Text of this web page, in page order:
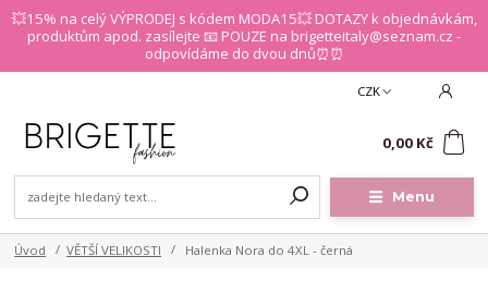
💥15% na celý VÝPRODEJ s kódem MODA15💥 DOTAZY k objednávkám,
produktům apod. zasílejte 📧 POUZE na brigetteitaly@seznam.cz -
odpovídáme do dvou dnů⏰⏰
Menu
CZK
0,00 Kč
Úvod VĚTŠÍ VELIKOSTI Halenka Nora do 4XL - černá